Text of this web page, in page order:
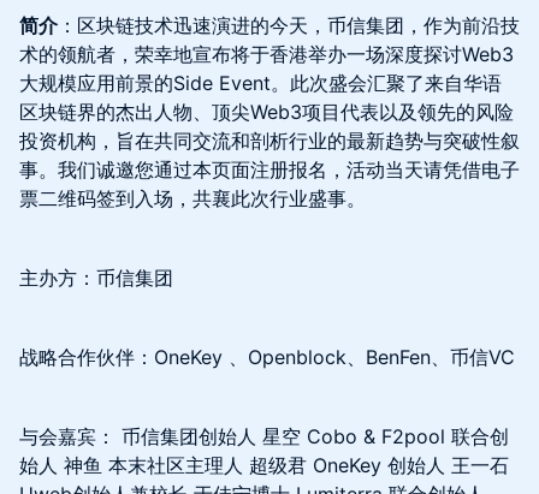
简介：区块链技术迅速演进的今天，币信集团，作为前沿技
术的领航者，荣幸地宣布将于香港举办一场深度探讨Web3
大规模应用前景的Side Event。此次盛会汇聚了来自华语
区块链界的杰出人物、顶尖Web3项目代表以及领先的风险
投资机构，旨在共同交流和剖析行业的最新趋势与突破性叙
事。我们诚邀您通过本页面注册报名，活动当天请凭借电子
票二维码签到入场，共襄此次行业盛事。
主办方：币信集团
战略合作伙伴：OneKey 、Openblock、BenFen、币信VC
与会嘉宾： 币信集团创始人 星空 Cobo & F2pool 联合创
始人 神鱼 本末社区主理人 超级君 OneKey 创始人 王一石